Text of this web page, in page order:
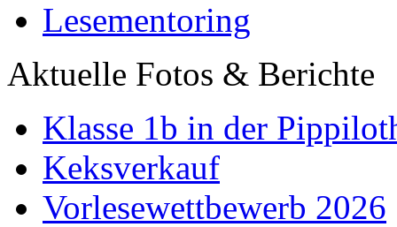
Lesementoring
Aktuelle Fotos & Berichte
Klasse 1b in der
Keksverkauf
Vorlesewettbewerb 2026